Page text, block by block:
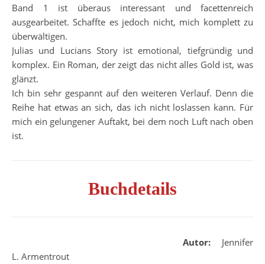
Band 1 ist überaus interessant und facettenreich
ausgearbeitet. Schaffte es jedoch nicht, mich komplett zu
überwältigen.
Julias und Lucians Story ist emotional, tiefgründig und
komplex. Ein Roman, der zeigt das nicht alles Gold ist, was
glänzt.
Ich bin sehr gespannt auf den weiteren Verlauf. Denn die
Reihe hat etwas an sich, das ich nicht loslassen kann. Für
mich ein gelungener Auftakt, bei dem noch Luft nach oben
ist.
Buchdetails
Autor: Jennifer
L. Armentrout